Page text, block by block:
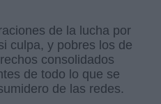
de la lucha por
culpa, y pobres los de
consolidados
de todo lo que se
de las redes.